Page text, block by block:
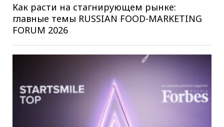
Как расти на стагнирующем рынке:
главные темы RUSSIAN FOOD-MARKETING
FORUM 2026